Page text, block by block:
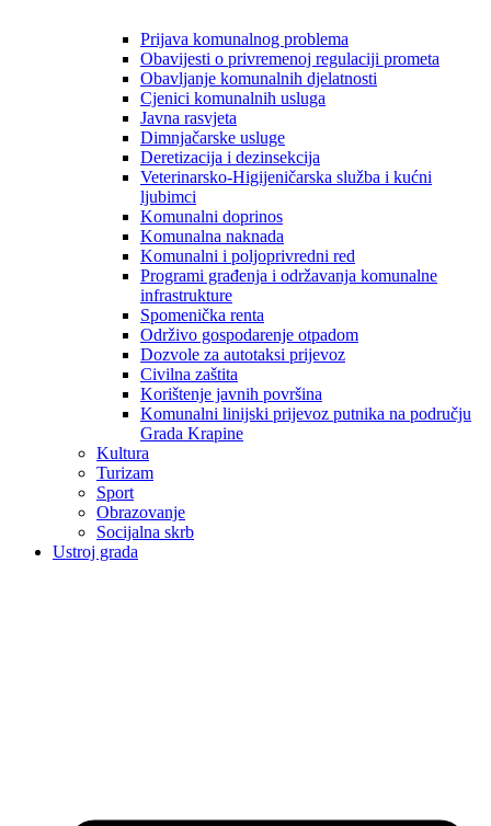
Prijava komunalnog problema
Obavijesti o privremenoj regulaciji prometa
Obavljanje komunalnih djelatnosti
Cjenici komunalnih usluga
Javna rasvjeta
Dimnjačarske usluge
Deretizacija i dezinsekcija
Veterinarsko-Higijeničarska služba i kućni
ljubimci
Komunalni doprinos
Komunalna naknada
Komunalni i poljoprivredni red
Programi građenja i održavanja komunalne
infrastrukture
Spomenička renta
Održivo gospodarenje otpadom
Dozvole za autotaksi prijevoz
Civilna zaštita
Korištenje javnih površina
Komunalni linijski prijevoz putnika na području
Grada Krapine
Kultura
Turizam
Sport
Obrazovanje
Socijalna skrb
Ustroj grada